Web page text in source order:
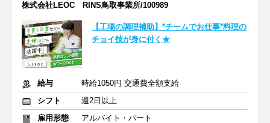
株式会社LEOC RINS鳥取事業所/100989
【工場の調理補助】*チームでお仕事*料理の
チョイ技が身に付く★
給与
時給1050円 交通費全額支給
シフト
週2日以上
雇用形態
アルバイト・パート